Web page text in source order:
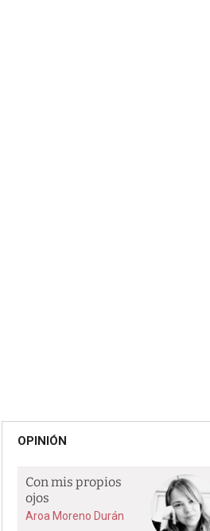
OPINIÓN
Con mis propios
ojos
Aroa Moreno Durán